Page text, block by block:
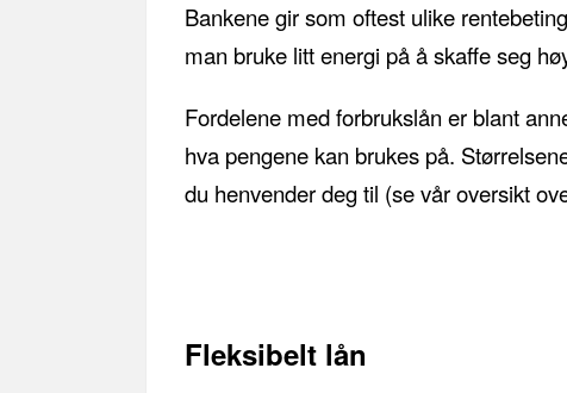
Bankene gir som oftest ulike
man bruke litt energi på å skaffe seg
Fordelene med forbrukslån er blant
hva pengene kan brukes på.
du henvender deg til (se vår oversikt
Fleksibelt lån